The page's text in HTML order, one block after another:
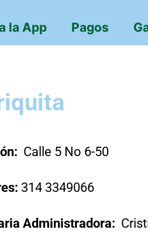
la App Pagos
Calle 5 No 6-50
314 3349066
Administradora: